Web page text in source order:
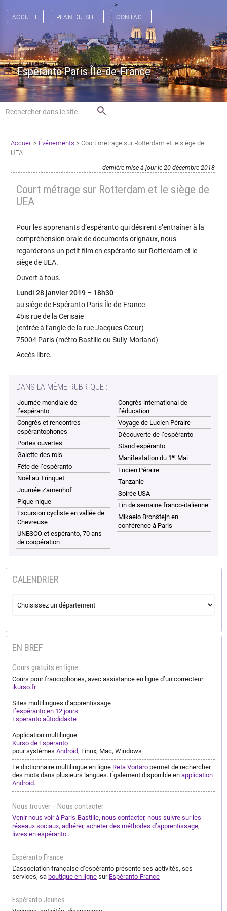
] [] [] [
-->
ACCUEIL PLAN DU SITE CONTACT
Espéranto Paris Île-de-France
search
Accueil > Événements > Court métrage sur Rotterdam et le siège de
UEA
dernière mise à jour le 20 décembre 2018
Court métrage sur Rotterdam et le siège de
UEA
Pour les apprenants d’espéranto qui désirent s’entraîner à la
compréhension orale de documents orignaux, nous
regarderons un petit film en espéranto sur Rotterdam et le
siège de UEA.
Ouvert à tous.
Lundi 28 janvier 2019 – 18h30
au siège de Espéranto Paris Île-de-France
4bis rue de la Cerisaie
(entrée à l’angle de la rue Jacques Cœur)
75004 Paris (métro Bastille ou Sully-Morland)
Accès libre.
DANS LA MÊME RUBRIQUE :
Journée mondiale de
l’espéranto
Congrès et rencontres
espérantophones
Portes ouvertes
Galette des rois
Fête de l’espéranto
Noël au Trinquet
Journée Zamenhof
Pique-nique
Excursion cycliste en vallée de
Chevreuse
UNESCO et espéranto, 70 ans
de coopération
Congrès international de
l’éducation
Voyage de Lucien Péraire
Découverte de l’espéranto
Stand espéranto
Manifestation du 1erMai
Lucien Péraire
Tanzanie
Soirée USA
Fin de semaine franco-italienne
Mikaelo Bronŝtejn en
conférence à Paris
CALENDRIER
EN BREF
Cours gratuits en ligne
Cours pour francophones, avec assistance en ligne d’un correcteur
ikurso.fr
Sites multilingues d’apprentissage
L’espéranto en 12 jours
Esperanto aŭtodidakte
Application multilingue
Kurso de Esperanto
pour systèmesAndroid, Linux, Mac, Windows
Le dictionnaire multilingue en ligne Reta Vortaro permet de rechercher
des mots dans plusieurs langues. Également disponible enapplication
Android.
Nous trouver – Nous contacter
Venir nous voir à Paris-Bastille, nous contacter, nous suivre sur les
réseaux sociaux, adhérer, acheter des méthodes d’apprentissage,
livres en espéranto…
Espéranto France
L’association française d’espéranto présente ses activités, ses
services, sa boutique en ligne sur Espéranto-France
Espéranto Jeunes